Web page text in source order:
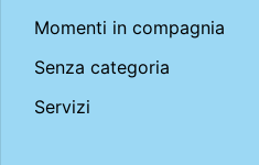
Momenti in compagnia
Senza categoria
Servizi